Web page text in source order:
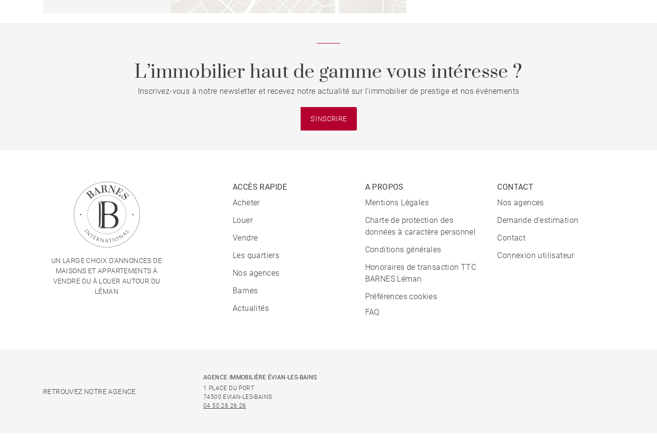
L’immobilier haut de gamme vous intéresse ?
Inscrivez-vous à notre newsletter et recevez notre actualité sur l'immobilier de prestige et nos événements
S'INSCRIRE
UN LARGE CHOIX D'ANNONCES DE
MAISONS ET APPARTEMENTS À
VENDRE OU À LOUER AUTOUR DU
LÉMAN
ACCÈS RAPIDE
Acheter
Louer
Vendre
Les quartiers
Nos agences
Barnes
Actualités
A PROPOS
Mentions Légales
Charte de protection des
données à caractère personnel
Conditions générales
Honoraires de transaction TTC
BARNES Léman
Préférences cookies
FAQ
CONTACT
Nos agences
Demande d'estimation
Contact
Connexion utilisateur
RETROUVEZ NOTRE AGENCE
AGENCE IMMOBILIÈRE ÉVIAN-LES-BAINS
1 PLACE DU PORT
74500 EVIAN-LES-BAINS
04 50 26 26 26